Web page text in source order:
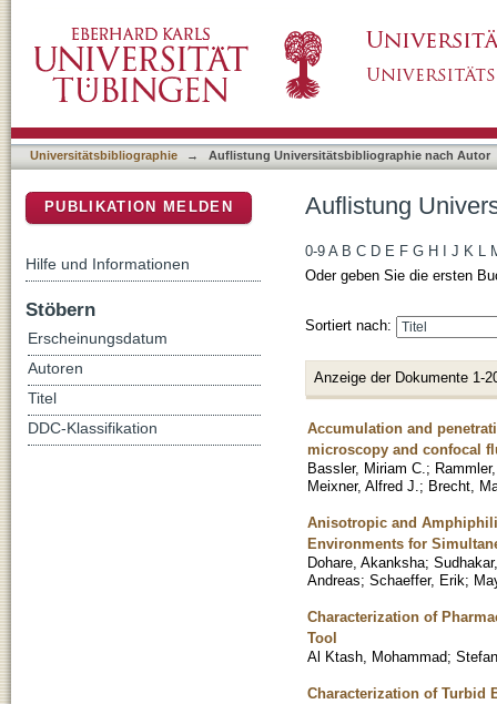
Universitätsbibliographie → Auflistung Universitätsbibliographie nach Autor
Auflistung
0-9 A B C D E F G H J K L
Oder geben Sie die ersten
Sortiert nach:
Anzeige der Dokumente 1-
Accumulation and
microscopy and confocal
Bassler, Miriam C. ;
Meixner, Alfred J. ; Brecht,
Anisotropic and
Environments for
Dohare, Akanksha;
Andreas; Schaeffer, Erik;
Characterization of
Tool
Al Ktash, Mohammad;
Characterization of Turbid
PUBLIKATION MELDEN
Hilfe und Informationen
Stöbern
Erscheinungsdatum
Autoren
Titel
DDC-Klassifikation